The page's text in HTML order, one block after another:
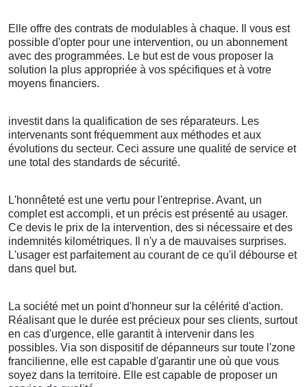
Elle offre des contrats de modulables à chaque. Il vous est
possible d'opter pour une intervention, ou un abonnement
avec des programmées. Le but est de vous proposer la
solution la plus appropriée à vos spécifiques et à votre
moyens financiers.
investit dans la qualification de ses réparateurs. Les
intervenants sont fréquemment aux méthodes et aux
évolutions du secteur. Ceci assure une qualité de service et
une total des standards de sécurité.
L'honnêteté est une vertu pour l'entreprise. Avant, un
complet est accompli, et un précis est présenté au usager.
Ce devis le prix de la intervention, des si nécessaire et des
indemnités kilométriques. Il n'y a de mauvaises surprises.
L'usager est parfaitement au courant de ce qu'il débourse et
dans quel but.
La société met un point d'honneur sur la célérité d'action.
Réalisant que le durée est précieux pour ses clients, surtout
en cas d'urgence, elle garantit à intervenir dans les
possibles. Via son dispositif de dépanneurs sur toute l'zone
francilienne, elle est capable d'garantir une où que vous
soyez dans la territoire. Elle est capable de proposer un